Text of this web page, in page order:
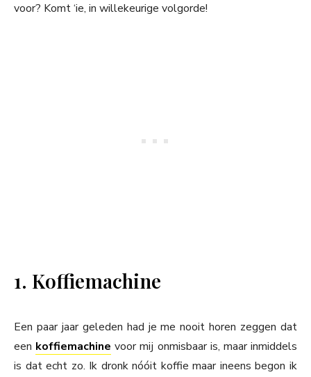
voor? Komt ‘ie, in willekeurige volgorde!
1. Koffiemachine
Een paar jaar geleden had je me nooit horen zeggen dat
een koffiemachine voor mij onmisbaar is, maar inmiddels
is dat echt zo. Ik dronk nóóit koffie maar ineens begon ik